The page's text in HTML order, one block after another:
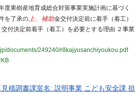
度果樹産地育成総合対策事業実施計画に基づく
を了承の上、補助金交付決定前に着手（着工）
付決定前着手（着工）を必要とする理由 ２事業
documents/249240/r8kajyusanchiyoukou.pdf
積調書課室名: 説明事業 こども安全課 担